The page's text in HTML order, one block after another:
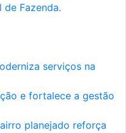
Fazenda.
serviços na
e fortalece a gestão
planejado reforça